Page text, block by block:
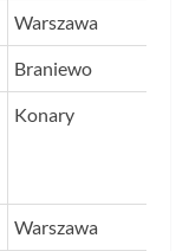
Warszawa
Braniewo
Konary
Warszawa